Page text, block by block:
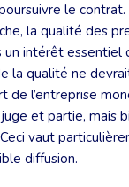
le contrat.
la qualité des
intérêt essentiel
la qualité ne
de l’entreprise
et partie, mais
vaut
diffusion.